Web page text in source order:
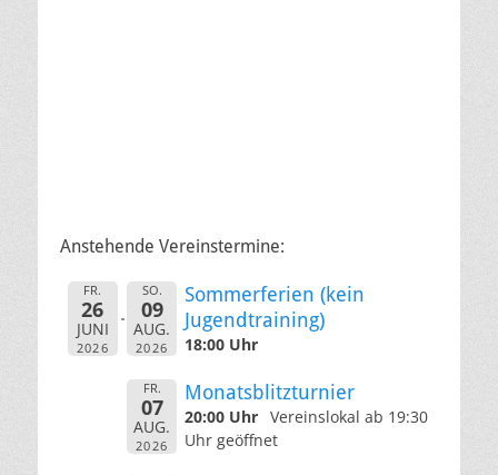
Anstehende Vereinstermine:
FR.
26
JUNI
2026
SO.
09
AUG.
2026
Sommerferien (kein
Jugendtraining)
18:00 Uhr
FR.
07
AUG.
2026
Monatsblitzturnier
20:00 Uhr Vereinslokal ab 19:30
Uhr geöffnet